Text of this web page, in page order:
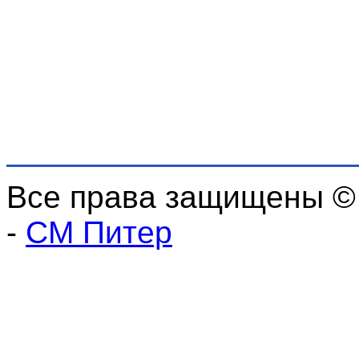
Все права защищены
- СМ Питер